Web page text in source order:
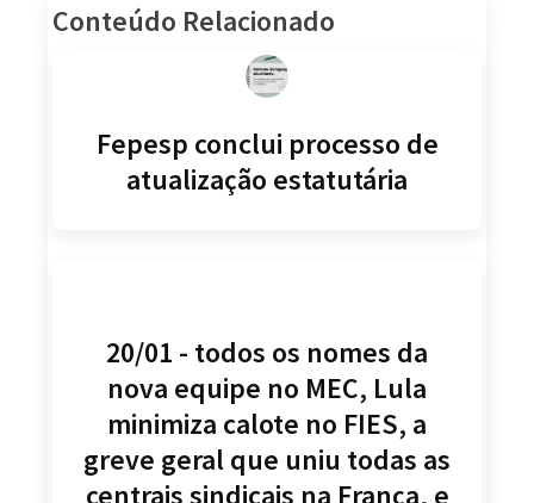
Conteúdo Relacionado
Fepesp conclui processo de
atualização estatutária
20/01 - todos os nomes da
nova equipe no MEC, Lula
minimiza calote no FIES, a
greve geral que uniu todas as
centrais sindicais na França, e